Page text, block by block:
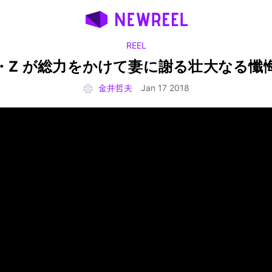
REEL
Z が総力をかけて妻に謝る壮大なる懺
金井哲夫 Jan 17 2018